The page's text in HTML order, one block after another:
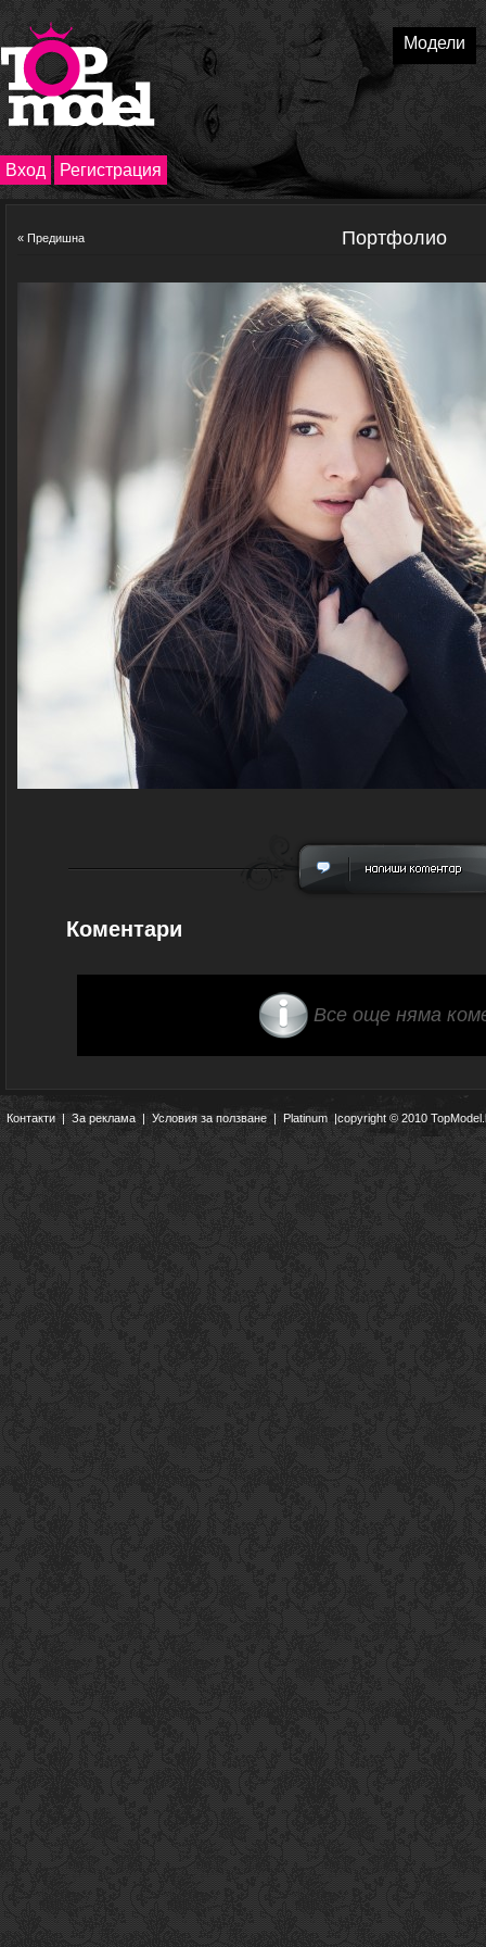
Модели
Вход Регистрация
« Предишна Портфолио
Коментари
Все още няма
Контакти|За реклама | Условия за ползване | Platinum |copyright © 2010